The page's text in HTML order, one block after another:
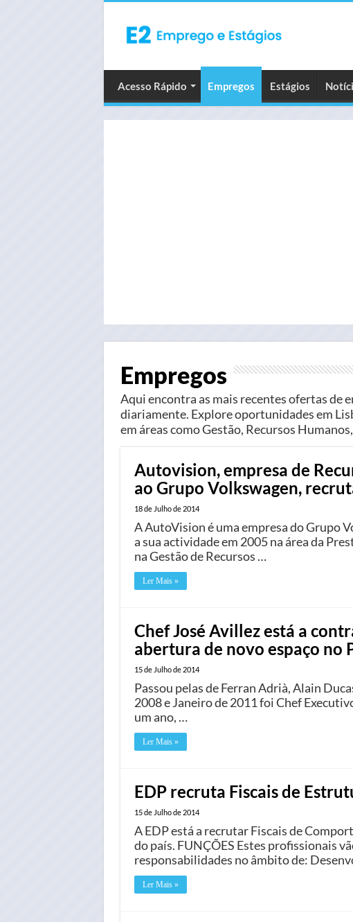
Acesso Rápido Empregos Estágios
Empregos
Aqui encontra as mais recentes ofertas de
diariamente. Explore oportunidades em
em áreas como Gestão, Recursos
Autovision, empresa de
ao Grupo Volkswagen,
18 de Julho de 2014
A AutoVision é uma empresa do Grupo
a sua actividade em 2005 na área da
na Gestão de Recursos …
Ler Mais »
Chef José Avillez está a
abertura de novo espaço no
15 de Julho de 2014
Passou pelas de Ferran Adrià, Alain
2008 e Janeiro de 2011 foi Chef
um ano, …
Ler Mais »
EDP recruta Fiscais de
15 de Julho de 2014
A EDP está a recrutar Fiscais de
do país. FUNÇÕES Estes profissionais
responsabilidades no âmbito de:
Ler Mais »